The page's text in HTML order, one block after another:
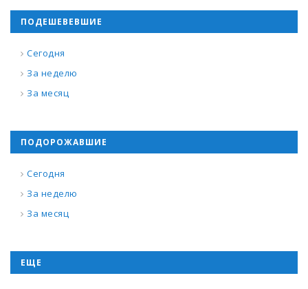
ПОДЕШЕВЕВШИЕ
Сегодня
За неделю
За месяц
ПОДОРОЖАВШИЕ
Сегодня
За неделю
За месяц
ЕЩЕ